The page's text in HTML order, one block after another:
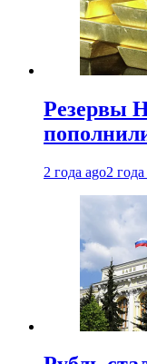
Резервы
2 года ago2